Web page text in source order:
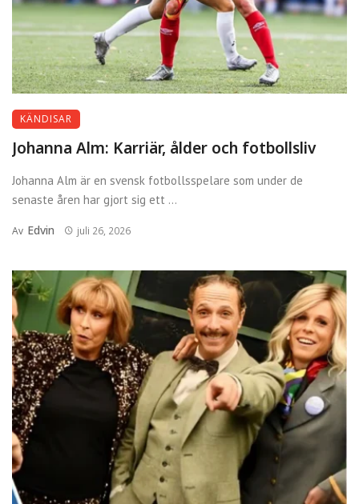
KÄNDISAR
Johanna Alm: Karriär, ålder och fotbollsliv
Johanna Alm är en svensk fotbollsspelare som under de
senaste åren har gjort sig ett ...
Av Edvin juli 26, 2026